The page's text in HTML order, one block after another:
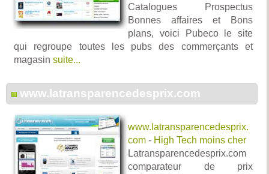
Catalogues Prospectus
Bonnes affaires et Bons
plans, voici Pubeco le site
qui regroupe toutes les pubs des commerçants et
magasin suite...
www.latransparencedesprix.com
www.latransparencedesprix.
com - High Tech moins cher
Latransparencedesprix.com
comparateur de prix